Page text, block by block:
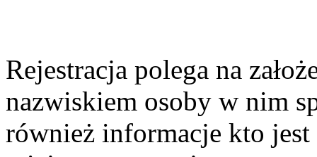
Rejestracja polega na
nazwiskiem osoby w nim
również informacje kto